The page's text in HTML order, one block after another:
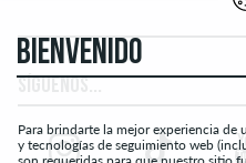
BIENVENIDO
Para brindarte la mejor experiencia
y tecnologías de seguimiento web